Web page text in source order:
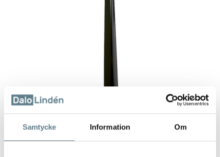
Samtycke Information Om